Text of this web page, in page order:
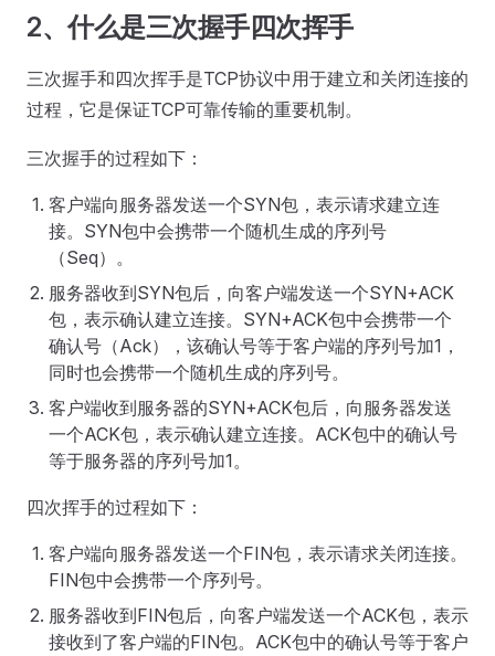
2、什么是三次握手四次挥手
三次握手和四次挥手是TCP协议中用于建立和关闭连接的
过程，它是保证TCP可靠传输的重要机制。
三次握手的过程如下：
客户端向服务器发送一个SYN包，表示请求建立连
接。SYN包中会携带一个随机生成的序列号
（Seq）。
服务器收到SYN包后，向客户端发送一个SYN+ACK
包，表示确认建立连接。SYN+ACK包中会携带一个
确认号（Ack），该确认号等于客户端的序列号加1，
同时也会携带一个随机生成的序列号。
客户端收到服务器的SYN+ACK包后，向服务器发送
一个ACK包，表示确认建立连接。ACK包中的确认号
等于服务器的序列号加1。
四次挥手的过程如下：
客户端向服务器发送一个FIN包，表示请求关闭连接。
FIN包中会携带一个序列号。
服务器收到FIN包后，向客户端发送一个ACK包，表示
接收到了客户端的FIN包。ACK包中的确认号等于客户